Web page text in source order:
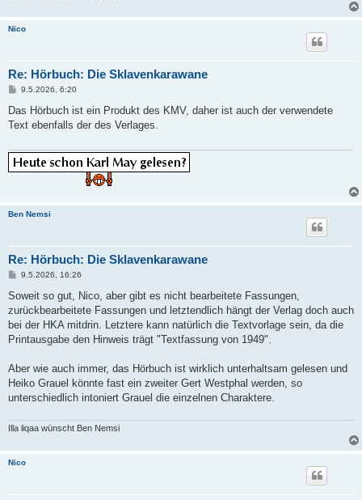
Nico
Re: Hörbuch: Die Sklavenkarawane
B
i
r
9.5.2026, 6:20
Das Hörbuch ist ein Produkt des KMV, daher ist auch der verwendete
Text ebenfalls der des Verlages.
Ben Nemsi
Re: Hörbuch: Die Sklavenkarawane
B
i
r
a
9.5.2026, 16:26
Soweit so gut, Nico, aber gibt es nicht bearbeitete Fassungen,
zurückbearbeitete Fassungen und letztendlich hängt der Verlag doch auch
bei der HKA mitdrin. Letztere kann natürlich die Textvorlage sein, da die
Printausgabe den Hinweis trägt "Textfassung von 1949".
Aber wie auch immer, das Hörbuch ist wirklich unterhaltsam gelesen und
Heiko Grauel könnte fast ein zweiter Gert Westphal werden, so
unterschiedlich intoniert Grauel die einzelnen Charaktere.
Illa liqaa wünscht Ben Nemsi
Nico